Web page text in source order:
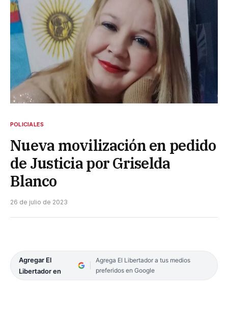
POLICIALES
Nueva movilización en pedido
de Justicia por Griselda
Blanco
26 de julio de 2023
Agregar El
Libertador en
Agrega El Libertador a tus medios
preferidos en Google